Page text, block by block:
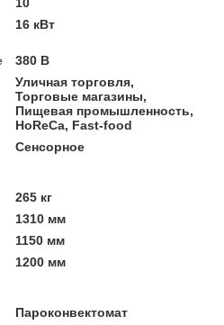
16 кВт
380 В
Уличная торговля,
Торговые магазины,
Пищевая промышленность,
HoReCa, Fast-food
Сенсорное
265 кг
1310 мм
1150 мм
1200 мм
Пароконвектомат